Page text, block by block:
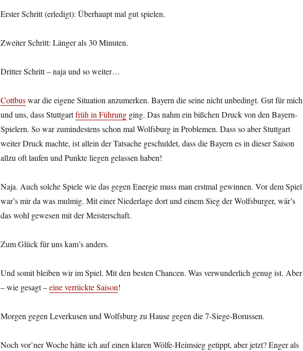
Erster Schritt (erledigt): Überhaupt mal gut spielen.
Zweiter Schritt: Länger als 30 Minuten.
Dritter Schritt – naja und so weiter…
Cottbuswar die eigene Situation anzumerken. Bayern die seine nicht unbedingt. Gut für mich
und uns, dass Stuttgartfrüh in Führungging. Das nahm ein bißchen Druck von den Bayern-
Spielern. So war zumindestens schon mal Wolfsburg in Problemen. Dass so aber Stuttgart
weiter Druck machte, ist allein der Tatsache geschuldet, dass die Bayern es in dieser Saison
allzu oft laufen und Punkte liegen gelassen haben!
Naja. Auch solche Spiele wie das gegen Energie muss man erstmal gewinnen. Vor dem Spiel
war’s mir da was mulmig. Mit einer Niederlage dort und einem Sieg der Wolfsburger, wär’s
das wohl gewesen mit der Meisterschaft.
Zum Glück für uns kam’s anders.
Und somit bleiben wir im Spiel. Mit den besten Chancen. Was verwunderlich genug ist. Aber
– wie gesagt –eine verrückte Saison!
Morgen gegen Leverkusen und Wolfsburg zu Hause gegen die 7-Siege-Borussen.
Noch vor’ner Woche hätte ich auf einen klaren Wölfe-Heimsieg getippt, aber jetzt? Enger als